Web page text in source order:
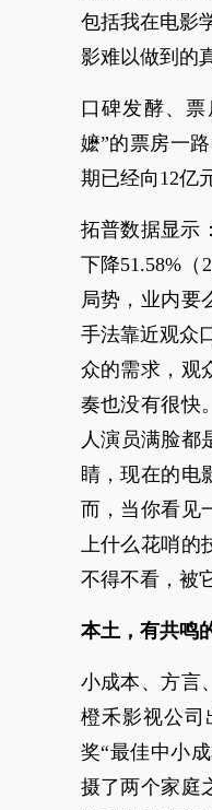
包括我在电影
影难以做到的
口碑发酵、
嬷”的票房一
期已经向12亿
拓普数据显示
下降51.58%（
局势，业内要
手法靠近观众
众的需求，观
奏也没有很快
人演员满脸都
睛，现在的电
而，当你看见
上什么花哨的
不得不看，被
本土，有共鸣
小成本、方言
橙禾影视公司
奖“最佳中小
摄了两个家庭